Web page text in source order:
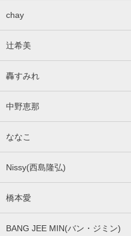
chay
辻希美
轟すみれ
中野恵那
ななこ
Nissy(西島隆弘)
橋本愛
BANG JEE MIN(バン・ジミン)